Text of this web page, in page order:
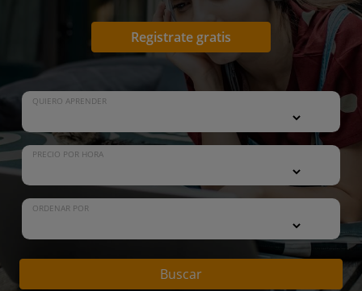
Registrate gratis
QUIERO APRENDER
PRECIO POR HORA
ORDENAR POR
Buscar